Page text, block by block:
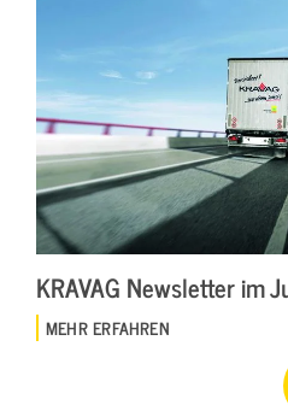
KRAVAG Newsletter im
MEHR ERFAHREN